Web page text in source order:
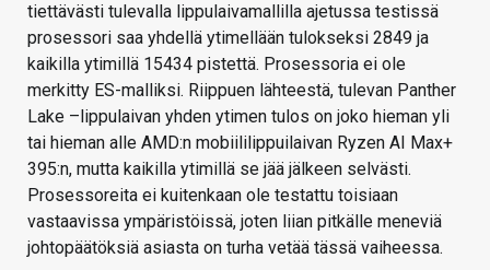
tiettävästi tulevalla lippulaivamallilla ajetussa testissä
prosessori saa yhdellä ytimellään tulokseksi 2849 ja
kaikilla ytimillä 15434 pistettä. Prosessoria ei ole
merkitty ES-malliksi. Riippuen lähteestä, tulevan Panther
Lake –lippulaivan yhden ytimen tulos on joko hieman yli
tai hieman alle AMD:n mobiililippuilaivan Ryzen AI Max+
395:n, mutta kaikilla ytimillä se jää jälkeen selvästi.
Prosessoreita ei kuitenkaan ole testattu toisiaan
vastaavissa ympäristöissä, joten liian pitkälle meneviä
johtopäätöksiä asiasta on turha vetää tässä vaiheessa.